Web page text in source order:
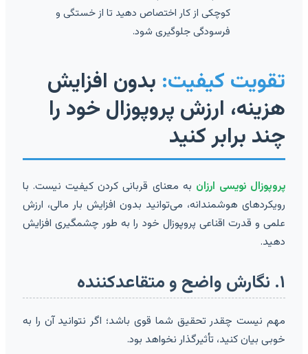
کوچکی از کار اختصاص دهید تا از خستگی و
فرسودگی جلوگیری شود.
تقویت کیفیت:بدون افزایش
هزینه، ارزش پروپوزال خود را
چند برابر کنید
پروپوزال نویسی ارزان به معنای قربانی کردن کیفیت نیست. با
رویکردهای هوشمندانه، می‌توانید بدون افزایش بار مالی، ارزش
علمی و قدرت اقناعی پروپوزال خود را به طور چشمگیری افزایش
دهید.
مهم نیست چقدر تحقیق شما قوی باشد؛ اگر نتوانید آن را به
خوبی بیان کنید، تأثیرگذار نخواهد بود.